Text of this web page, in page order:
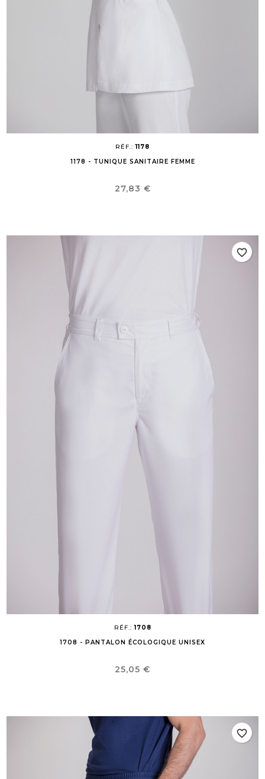
RÉF.:1178
1178 - TUNIQUE SANITAIRE FEMME
Prix
27,83 €
RÉF.:1708
1708 - PANTALON ÉCOLOGIQUE UNISEX
Prix
25,05 €
favorite_border
favorite_border